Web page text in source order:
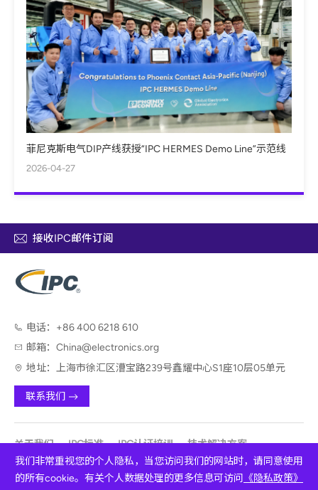
我们非常重视您的个人隐私，当您访问我们的网站时，请同意使用
的所有cookie。有关个人数据处理的更多信息可访问 《隐私政策》
菲尼克斯电气DIP产线获授“IPC HERMES Demo Line”示范线
2026-04-27
接收IPC邮件订阅
电话： +86 400 6218 610
邮箱： China@electronics.org
地址： 上海市徐汇区漕宝路239号鑫耀中心S1座10层05单元
联系我们
关于我们 IPC标准 IPC认证培训
技术解决方案
技术咨询服务
会议展览